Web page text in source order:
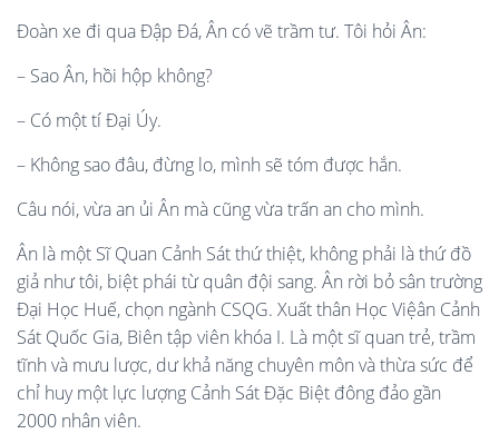
Đoàn xe đi qua Đập Đá, Ân có vẽ trầm tư. Tôi hỏi Ân:
– Sao Ân, hồi hộp không?
– Có một tí Đại Úy.
– Không sao đâu, đừng lo, mình sẽ tóm được hắn.
Câu nói, vừa an ủi Ân mà cũng vừa trấn an cho mình.
Ân là một Sĩ Quan Cảnh Sát thứ thiệt, không phải là thứ đồ
giả như tôi, biệt phái từ quân đội sang. Ân rời bỏ sân trường
Đại Học Huế, chọn ngành CSQG. Xuất thân Học Việân Cảnh
Sát Quốc Gia, Biên tập viên khóa I. Là một sĩ quan trẻ, trầm
tĩnh và mưu lược, dư khả năng chuyên môn và thừa sức để
chỉ huy một lực lượng Cảnh Sát Đặc Biệt đông đảo gần
2000 nhân viên.